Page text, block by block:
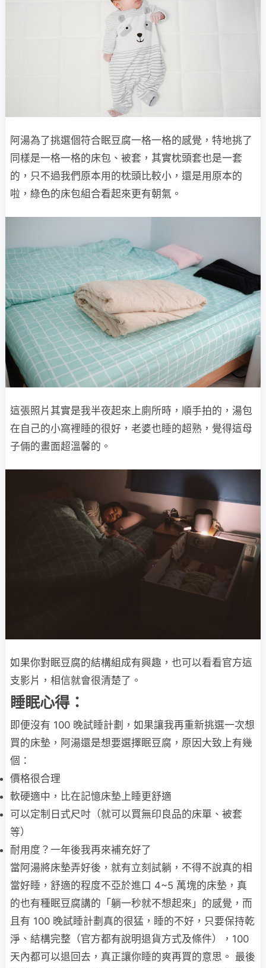
阿湯為了挑選個符合眠豆腐一格一格的感覺，特地挑了
同樣是一格一格的床包、被套，其實枕頭套也是一套
的，只不過我們原本用的枕頭比較小，還是用原本的
啦，綠色的床包組合看起來更有朝氣。
這張照片其實是我半夜起來上廁所時，順手拍的，湯包
在自己的小窩裡睡的很好，老婆也睡的超熟，覺得這母
子倆的畫面超溫馨的。
如果你對眠豆腐的結構組成有興趣，也可以看看官方這
支影片，相信就會很清楚了。
睡眠心得：
即便沒有 100 晚試睡計劃，如果讓我再重新挑選一次想
買的床墊，阿湯還是想要選擇眠豆腐，原因大致上有幾
個：
價格很合理
軟硬適中，比在記憶床墊上睡更舒適
可以定制日式尺吋（就可以買無印良品的床單、被套
等）
耐用度？一年後我再來補充好了
當阿湯將床墊弄好後，就有立刻試躺，不得不說真的相
當好睡，舒適的程度不亞於進口 4~5 萬塊的床墊，真
的也有種眠豆腐講的「躺一秒就不想起來」的感覺，而
且有 100 晚試睡計劃真的很猛，睡的不好，只要保持乾
淨、結構完整（官方都有說明退貨方式及條件），100
天內都可以退回去，真正讓你睡的爽再買的意思。 最後